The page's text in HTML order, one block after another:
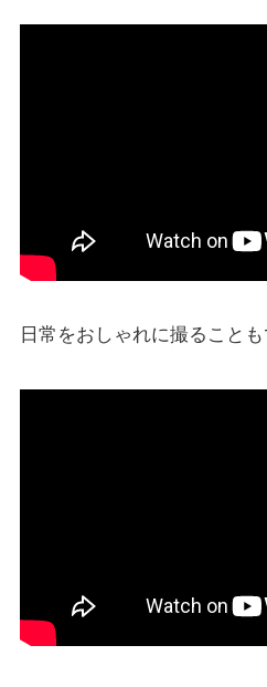
日常をおしゃれに撮ることも